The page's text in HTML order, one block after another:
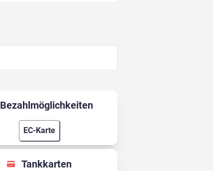
Bezahlmöglichkeiten
EC-Karte
Tankkarten